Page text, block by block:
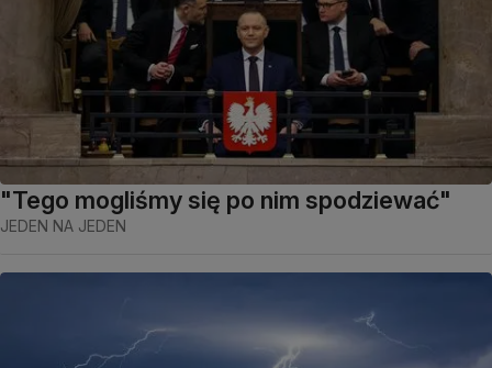
"Tego mogliśmy się po nim spodziewać"
JEDEN NA JEDEN